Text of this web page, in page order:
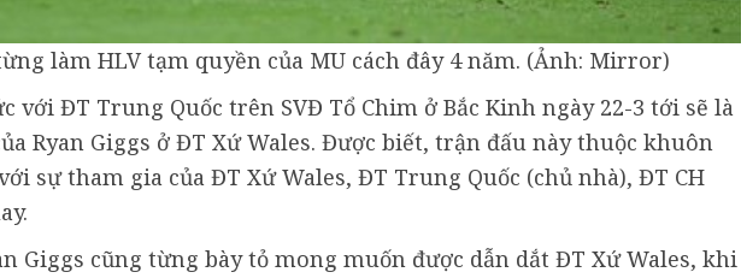
làm HLV tạm quyền của MU cách đây 4 năm. (Ảnh: Mirror)
với ĐT Trung Quốc trên SVĐ Tổ Chim ở Bắc Kinh ngày 22-3 tới sẽ là
Ryan Giggs ở ĐT Xứ Wales. Được biết, trận đấu này thuộc khuôn
sự tham gia của ĐT Xứ Wales, ĐT Trung Quốc (chủ nhà), ĐT CH
Giggs cũng từng bày tỏ mong muốn được dẫn dắt ĐT Xứ Wales, khi